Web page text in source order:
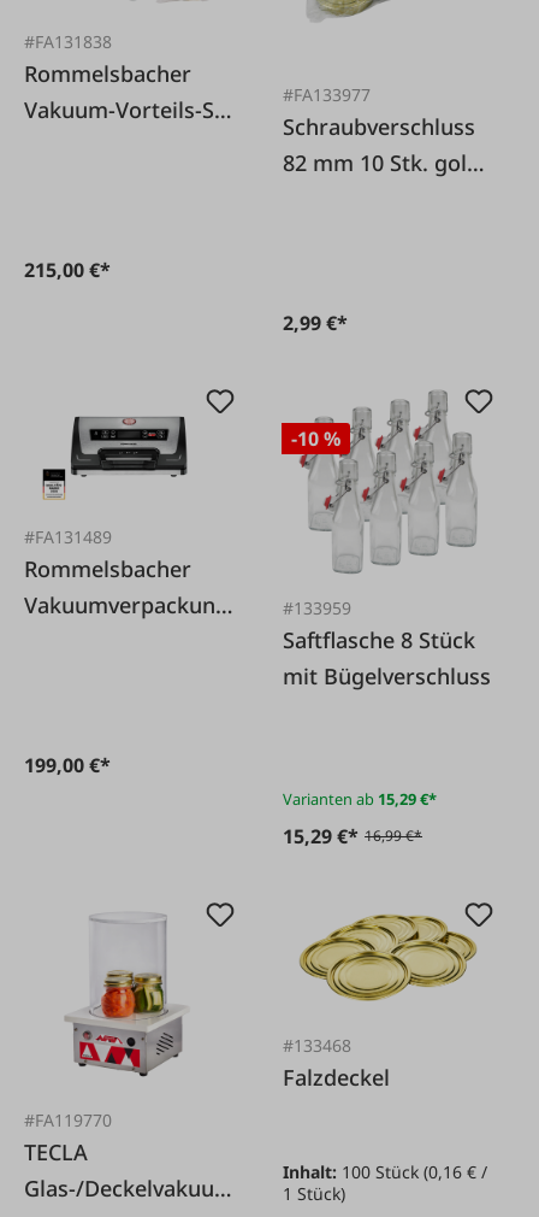
#FA131838
Rommelsbacher
Vakuum-Vorteils-Set
215,00 €*
#FA133977
Schraubverschluss
82 mm 10 Stk. gold
2,99 €*
#FA131489
Rommelsbacher
Vakuumverpackung
199,00 €*
-10 %
#133959
Saftflasche 8 Stück
mit Bügelverschluss
Varianten ab 15,29 €*
15,29 €* 16,99 €*
#FA119770
TECLA
Glas-/Deckelvakuum
#133468
Falzdeckel
Inhalt: 100 Stück(0,16 € /
1 Stück)